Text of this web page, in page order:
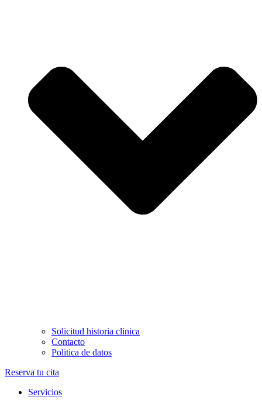
Solicitud historia clinica
Contacto
Politica de datos
Reserva tu cita
Servicios